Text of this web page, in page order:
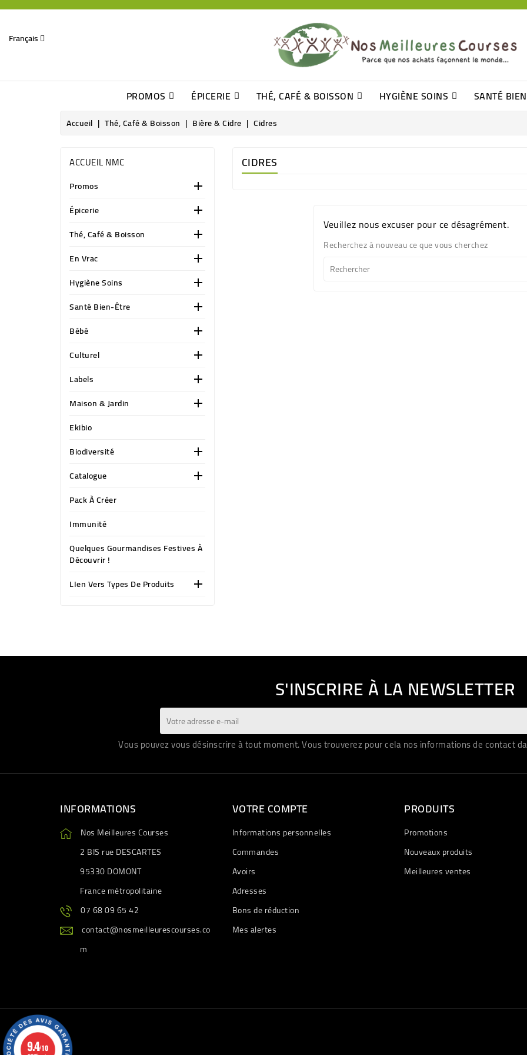
Français
PROMOS ÉPICERIE THÉ, CAFÉ & BOISSON HYGIÈNE SOINS SANTÉ
Accueil Thé, Café & Boisson Bière & Cidre Cidres
ACCUEIL NMC
Promos 
Épicerie 
Thé, Café & Boisson 
En Vrac 
Hygiène Soins 
Santé Bien-Être 
Bébé 
Culturel 
Labels 
Maison & Jardin 
Ekibio
Biodiversité

Catalogue 
Pack À Créer
Immunité
Quelques Gourmandises Festives À
Découvrir !
LIen Vers Types De Produits

CIDRES
Veuillez nous excuser pour ce désagrément.
Recherchez à nouveau ce que vous cherchez
S'INSCRIRE À LA NEWSLETTER
Vous pouvez vous désinscrire à tout moment. Vous trouverez pour cela nos informations de contact
INFORMATIONS
Nos Meilleures Courses
2 BIS rue DESCARTES
95330 DOMONT
France métropolitaine
07 68 09 65 42
contact@nosmeilleurescourses.co
m
VOTRE COMPTE
Informations personnelles
Commandes
Avoirs
Adresses
Bons de réduction
Mes alertes
PRODUITS
Promotions
Nouveaux produits
Meilleures ventes
9.4/10